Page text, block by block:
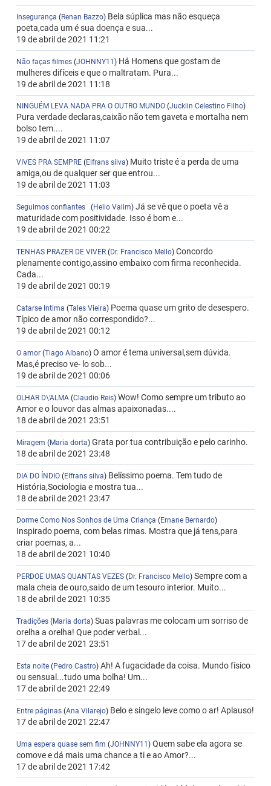
Insegurança (Renan Bazzo) Bela súplica mas não esqueça
poeta,cada um é sua doença e sua...
19 de abril de 2021 11:21
Não faças filmes (JOHNNY11) Há Homens que gostam de
mulheres difíceis e que o maltratam. Pura...
19 de abril de 2021 11:18
NINGUÉM LEVA NADA PRA O OUTRO MUNDO (Jucklin Celestino Filho)
Pura verdade declaras,caixão não tem gaveta e mortalha nem
bolso tem....
19 de abril de 2021 11:07
VIVES PRA SEMPRE(Elfrans silva) Muito triste é a perda de uma
amiga,ou de qualquer ser que entrou...
19 de abril de 2021 11:03
Seguimos confiantes (Helio Valim)Já se vê que o poeta vê a
maturidade com positividade. Isso é bom e...
19 de abril de 2021 00:22
TENHAS PRAZER DE VIVER (Dr. Francisco Mello)Concordo
plenamente contigo,assino embaixo com firma reconhecida.
Cada...
19 de abril de 2021 00:19
Catarse Intima (Tales Vieira) Poema quase um grito de desespero.
Típico de amor não correspondido?...
19 de abril de 2021 00:12
O amor(Tiago Albano)O amor é tema universal,sem dúvida.
Mas,é preciso ve- lo sob...
19 de abril de 2021 00:06
OLHAR D\'ALMA (Claudio Reis)Wow! Como sempre um tributo ao
Amor e o louvor das almas apaixonadas....
18 de abril de 2021 23:51
Miragem(Maria dorta)Grata por tua contribuição e pelo carinho.
18 de abril de 2021 23:48
DIA DO ÍNDIO(Elfrans silva) Belíssimo poema. Tem tudo de
História,Sociologia e mostra tua...
18 de abril de 2021 23:47
Dorme Como Nos Sonhos de Uma Criança (Ernane Bernardo)
Inspirado poema, com belas rimas. Mostra que já tens,para
criar poemas, a...
18 de abril de 2021 10:40
PERDOE UMAS QUANTAS VEZES (Dr. Francisco Mello)Sempre com a
mala cheia de ouro,saido de um tesouro interior. Muito...
18 de abril de 2021 10:35
Tradições(Maria dorta)Suas palavras me colocam um sorriso de
orelha a orelha! Que poder verbal...
17 de abril de 2021 23:51
Esta noite(Pedro Castro)Ah! A fugacidade da coisa. Mundo físico
ou sensual...tudo uma bolha! Um...
17 de abril de 2021 22:49
Entre páginas (Ana Vilarejo) Belo e singelo leve como o ar! Aplauso!
17 de abril de 2021 22:47
Uma espera quase sem fim (JOHNNY11)Quem sabe ela agora se
comove e dá mais uma chance a ti e ao Amor?...
17 de abril de 2021 17:42